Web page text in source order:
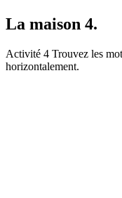
La maison 4.
Activité 4 Trouvez les
horizontalement.